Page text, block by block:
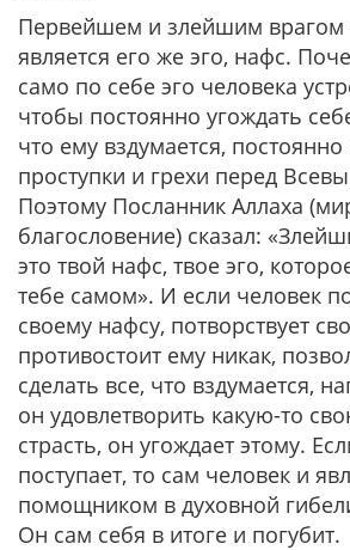
Первейшем и злейшим врагом
является его же эго, нафс.
само по себе эго человека
чтобы постоянно угождать
что ему вздумается,
проступки и грехи перед
Поэтому Посланник Аллаха
благословение) сказал:
это твой нафс, твое эго,
тебе самом». И если человек
своему нафсу, потворствует
противостоит ему никак,
сделать все, что вздумается,
он удовлетворить какую-то
страсть, он угождает этому.
поступает, то сам человек и
помощником в духовной
Он сам себя в итоге и погубит.